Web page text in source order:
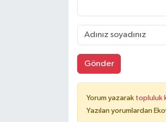
Gönder
Yorum yazarak topluluk
Yazılan yorumlardan